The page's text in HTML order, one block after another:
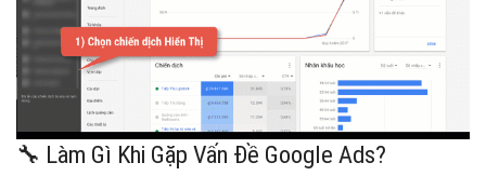
🔧 Làm Gì Khi Gặp Vấn Đề Google Ads?